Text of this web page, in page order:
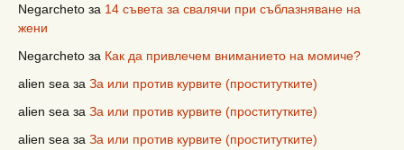
Negarcheto за 14 съвета за свалячи при съблазняване на
жени
Negarcheto за Как да привлечем вниманието на момиче?
alien sea за За или против курвите (проститутките)
alien sea за За или против курвите (проститутките)
alien sea за За или против курвите (проститутките)